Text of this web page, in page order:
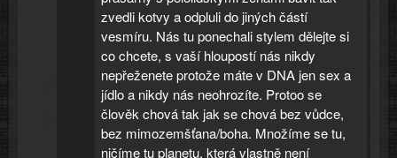
zvedli kotvy a odpluli do jiných částí
vesmíru. Nás tu ponechali stylem dělejte si
co chcete, s vaší hloupostí nás nikdy
nepřeženete protože máte v DNA jen sex a
jídlo a nikdy nás neohrozíte. Protoo se
člověk chová tak jak se chová bez vůdce,
bez mimozemšťana/boha. Množíme se tu,
ničíme tu planetu, která vlastně není